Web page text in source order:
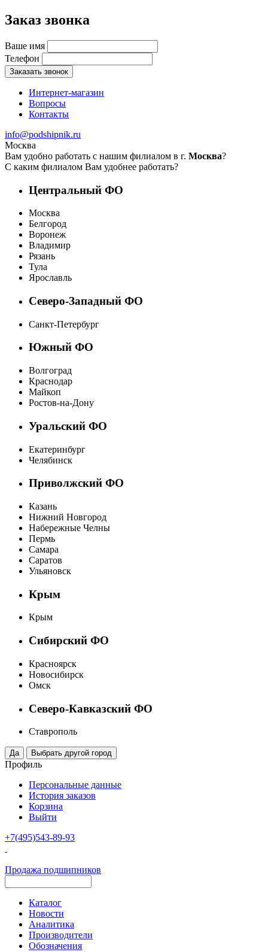
Заказ звонка
Ваше имя
Телефон
Заказать звонок
Интернет-магазин
Вопросы
Контакты
info@podshipnik.ru
Москва
Вам удобно работать с нашим филиалом в г. Москва?
С каким филиалом Вам удобнее работать?
Центральный ФО
Москва
Белгород
Воронеж
Владимир
Рязань
Тула
Ярославль
Северо-Западный ФО
Санкт-Петербург
Южный ФО
Волгоград
Краснодар
Майкоп
Ростов-на-Дону
Уральский ФО
Екатеринбург
Челябинск
Приволжский ФО
Казань
Нижний Новгород
Набережные Челны
Пермь
Самара
Саратов
Ульяновск
Крым
Крым
Сибирский ФО
Красноярск
Новосибирск
Омск
Северо-Кавказский ФО
Ставрополь
Профиль
Персональные данные
История заказов
Корзина
Выйти
+7(495)543-89-93
Продажа подшипников
Каталог
Новости
Аналитика
Производители
Обозначения